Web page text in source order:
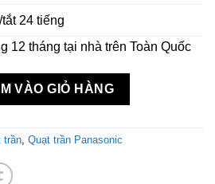
24 tiếng
12 tháng tại nhà trên Toàn Quốc
F-60GDS-W màu trắng số
VÀO GIỎ HÀNG
trần Quạt trần Panasonic